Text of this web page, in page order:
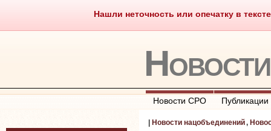
Нашли неточность или опечатку в
Саморегулирование Что
Новости СРО Публикации
Новости нацобъединений,